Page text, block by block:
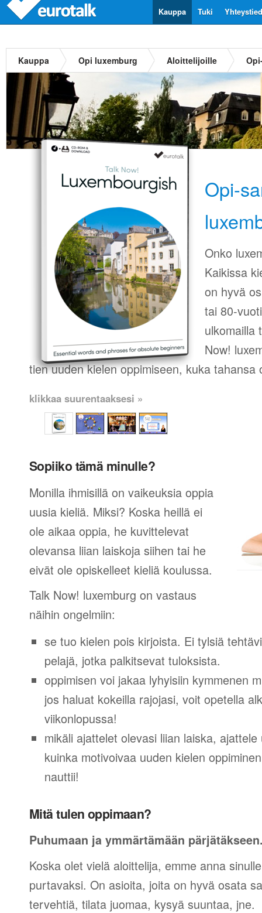
Tuki
Kauppa
Kauppa Opi luxemburg Aloittelijoille
Opi-
Onko
Kaikissa
on hyvä
tai 80-
ulkomailla
Now!
tien uuden kielen oppimiseen, kuka tahansa
klikkaa suurentaaksesi »
Sopiiko tämä minulle?
Monilla ihmisillä on vaikeuksia oppia
uusia kieliä. Miksi? Koska heillä ei
ole aikaa oppia, he kuvittelevat
olevansa liian laiskoja siihen tai he
eivät ole opiskelleet kieliä koulussa.
Talk Now! luxemburg on vastaus
näihin ongelmiin:
se tuo kielen pois kirjoista. Ei tylsiä
pelajä, jotka palkitsevat tuloksista.
oppimisen voi jakaa lyhyisiin kymmenen
jos haluat kokeilla rajojasi, voit opetella
viikonlopussa!
mikäli ajattelet olevasi liian laiska,
kuinka motivoivaa uuden kielen
nauttii!
Mitä tulen oppimaan?
Puhumaan ja ymmärtämään
Koska olet vielä aloittelija, emme anna
purtavaksi. On asioita, joita on hyvä osata
tervehtiä, tilata juomaa, kysyä suuntaa, jne.